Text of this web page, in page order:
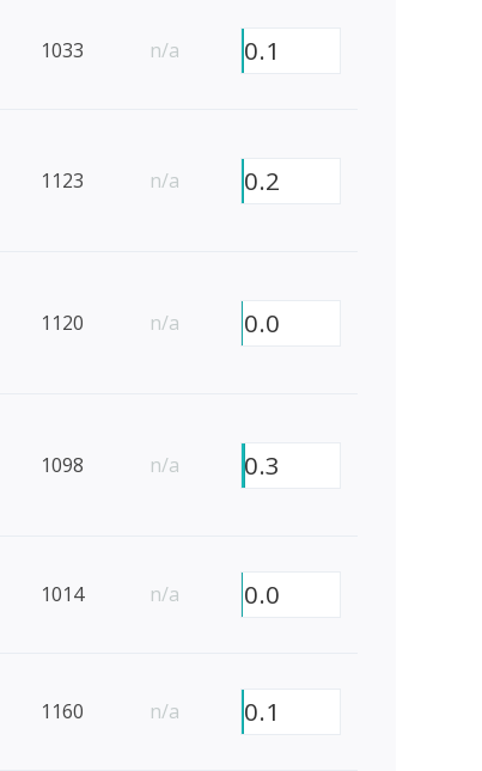
1033 n/a 0.1
1123 n/a 0.2
1120 n/a 0.0
1098 n/a 0.3
1014 n/a 0.0
1160 n/a 0.1